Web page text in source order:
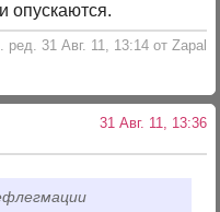
опускаются.
ред. 31 Авг. 11, 13:14 от Zapal
31 Авг. 11, 13:36